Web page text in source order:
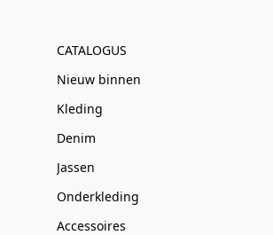
CATALOGUS
Nieuw binnen
Kleding
Denim
Jassen
Onderkleding
Accessoires